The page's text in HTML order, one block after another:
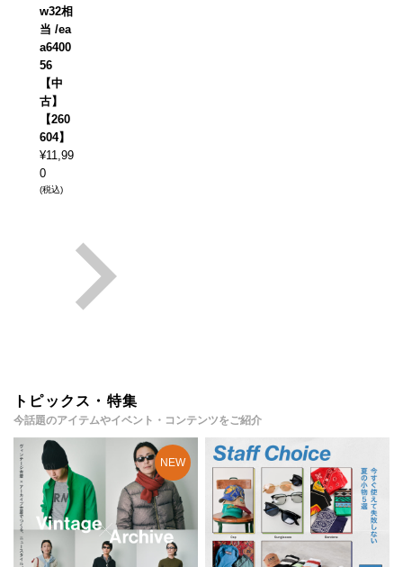
w32相
当 /ea
a6400
56
【中
古】
【260
604】
¥11,99
0
(税込)
トピックス・特集
今話題のアイテムやイベント・コンテンツをご紹介